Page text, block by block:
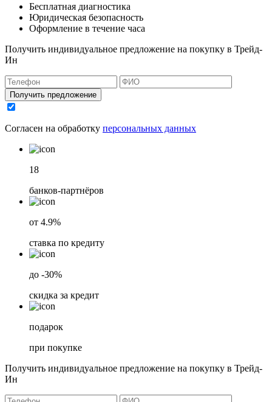
Бесплатная диагностика
Юридическая безопасность
Оформление в течение часа
Получить индивидуальное предложение на покупку в Трейд-
Ин
Получить предложение
Согласен на обработку персональных данных
18
банков-партнёров
от 4.9%
ставка по кредиту
до -30%
скидка за кредит
подарок
при покупке
Получить индивидуальное предложение на покупку в Трейд-
Ин